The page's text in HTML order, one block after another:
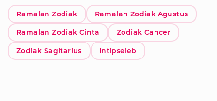
Ramalan Zodiak Ramalan Zodiak Agustus
Ramalan Zodiak Cinta Zodiak Cancer
Zodiak Sagitarius Intipseleb